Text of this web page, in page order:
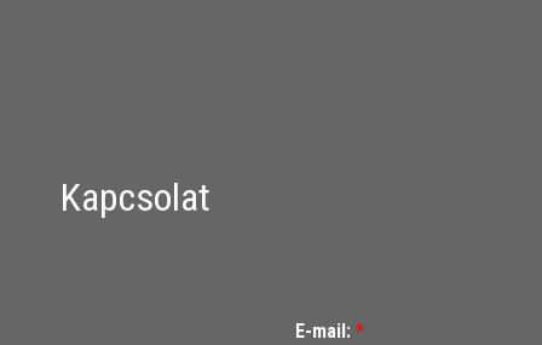
Kapcsolat
E-mail: *